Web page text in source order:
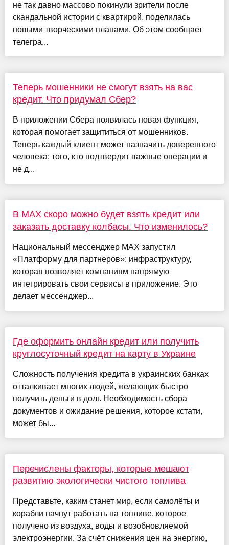
не так давно массово покинули зрители после
скандальной истории с квартирой, поделилась
новыми творческими планами. Об этом сообщает
телегра...
Теперь мошенники не смогут взять на вас
кредит. Что придумал Сбер?
В приложении Сбера появилась новая функция,
которая помогает защититься от мошенников.
Теперь каждый клиент может назначить доверенного
человека: того, кто подтвердит важные операции и
не д...
В МАХ скоро можно будет взять кредит или
заказать доставку колбасы. Что изменилось?
Национальный мессенджер МАХ запустил
«Платформу для партнеров»: инфраструктуру,
которая позволяет компаниям напрямую
интегрировать свои сервисы в приложение. Это
делает мессенджер...
Где оформить онлайн кредит или получить
круглосуточный кредит на карту в Украине
Сложность получения кредита в украинских банках
отталкивает многих людей, желающих быстро
получить деньги в долг. Необходимость сбора
документов и ожидание решения, которое кстати,
может бы...
Перечислены факторы, которые мешают
развитию экологически чистого топлива
Представьте, каким станет мир, если самолёты и
корабли начнут работать на топливе, которое
получено из воздуха, воды и возобновляемой
электроэнергии. За счёт снижения цен на энергию,